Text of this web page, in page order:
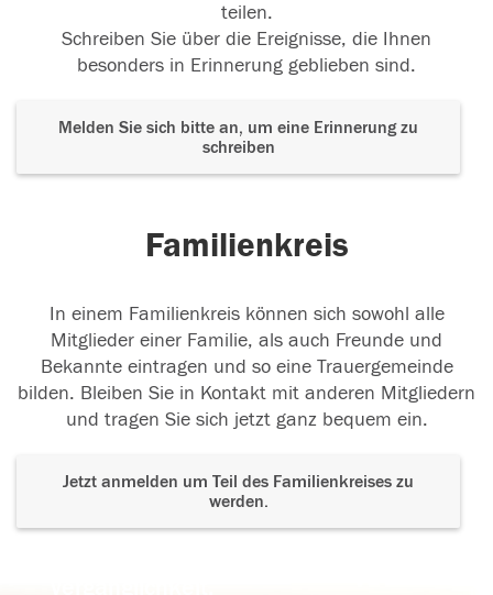
teilen.
Schreiben Sie über die Ereignisse, die Ihnen
besonders in Erinnerung geblieben sind.
Melden Sie sich bitte an, um eine Erinnerung zu
schreiben
Familienkreis
In einem Familienkreis können sich sowohl alle
Mitglieder einer Familie, als auch Freunde und
Bekannte eintragen und so eine Trauergemeinde
bilden. Bleiben Sie in Kontakt mit anderen Mitgliedern
und tragen Sie sich jetzt ganz bequem ein.
Jetzt anmelden um Teil des Familienkreises zu
werden.